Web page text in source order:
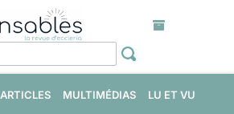
ARTICLES MULTIMÉDIAS LU ET VU